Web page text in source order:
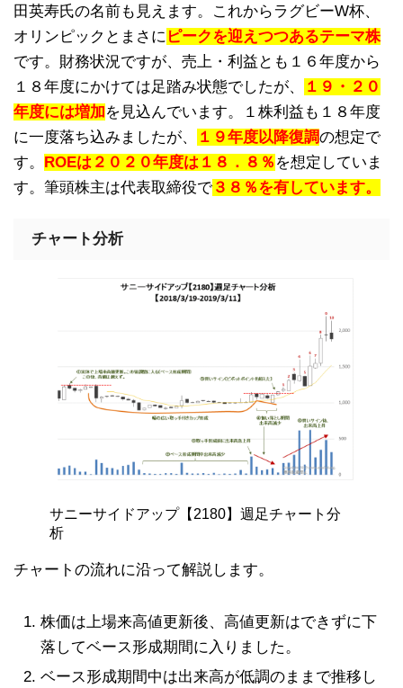
田英寿氏の名前も見えます。これからラグビーW杯、
オリンピックとまさに ピークを迎えつつあるテーマ株
です。財務状況ですが、売上・利益とも１６年度から
１８年度にかけては足踏み状態でしたが、
１９・２０
年度には増加を見込んでいます。１株利益も１８年度
に一度落ち込みましたが、
１９年度以降復調の想定で
す。 ROEは２０２０年度は１８．８％ を想定していま
す。 筆頭株主は代表取締役で ３８％を有しています。
チャート分析
サニーサイドアップ【2180】週足チャート分
析
チャートの流れに沿って解説します。
株価は上場来高値更新後、高値更新はできずに下
落してベース形成期間に入りました。
ベース形成期間中は出来高が低調のままで推移し